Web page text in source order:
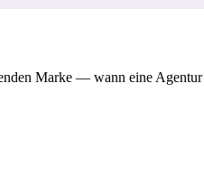
Marke — wann eine